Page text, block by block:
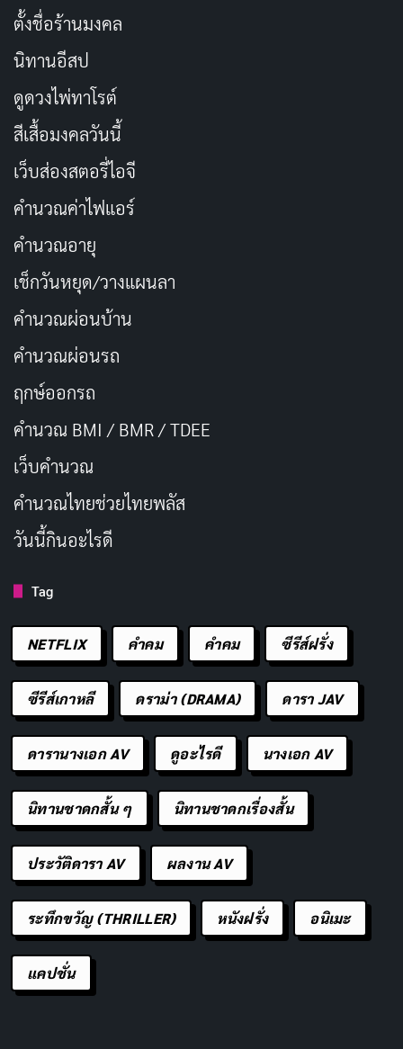
ตั้งชื่อร้านมงคล
นิทานอีสป
ดูดวงไพ่ทาโรต์
สีเสื้อมงคลวันนี้
เว็บส่องสตอรี่ไอจี
คำนวณค่าไฟแอร์
คำนวณอายุ
เช็กวันหยุด/วางแผนลา
คำนวณผ่อนบ้าน
คำนวณผ่อนรถ
ฤกษ์ออกรถ
คำนวณ BMI / BMR / TDEE
เว็บคํานวณ
คํานวณไทยช่วยไทยพลัส
วันนี้กินอะไรดี
Tag
NETFLIX คำคม คําคม ซีรีส์ฝรั่ง
ซีรีส์เกาหลี ดราม่า (DRAMA) ดารา JAV
ดารานางเอก AV ดูอะไรดี นางเอก AV
นิทานชาดกสั้น ๆ นิทานชาดกเรื่องสั้น
ประวัติดารา AV ผลงาน AV
ระทึกขวัญ (THRILLER) หนังฝรั่ง อนิเมะ
แคปชั่น